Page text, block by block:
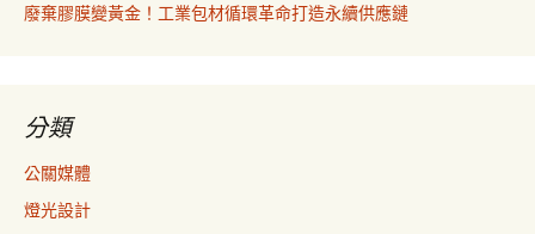
廢棄膠膜變黃金！工業包材循環革命打造永續供應鏈
分類
公關媒體
燈光設計